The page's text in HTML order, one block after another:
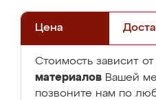
Цена
Стоимость зависит от
материалов Вашей
позвоните нам по